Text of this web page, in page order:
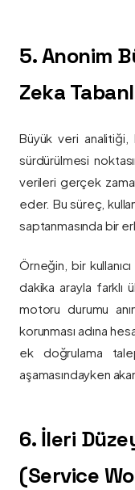
5. Anonim
Zeka
Büyük veri analitiği,
sürdürülmesi
verileri gerçek
eder. Bu süreç,
saptanmasında bir
Örneğin, bir
dakika arayla farklı
motoru durumu
korunması adına
ek doğrulama
aşamasındayken
6. İleri
(Service